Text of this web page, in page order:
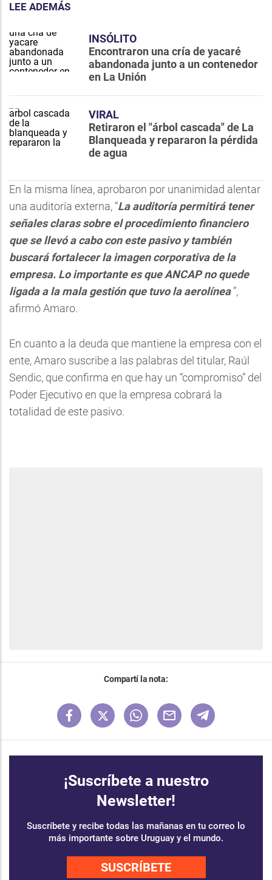
LEE ADEMÁS
INSÓLITO
Encontraron una cría de yacaré
abandonada junto a un contenedor
en La Unión
VIRAL
Retiraron el "árbol cascada" de La
Blanqueada y repararon la pérdida
de agua
En la misma línea, aprobaron por unanimidad alentar
una auditoría externa, “La auditoría permitirá tener
señales claras sobre el procedimiento financiero
que se llevó a cabo con este pasivo y también
buscará fortalecer la imagen corporativa de la
empresa. Lo importante es que ANCAP no quede
ligada a la mala gestión que tuvo la aerolínea”,
afirmó Amaro.
En cuanto a la deuda que mantiene la empresa con el
ente, Amaro suscribe a las palabras del titular, Raúl
Sendic, que confirma en que hay un “compromiso” del
Poder Ejecutivo en que la empresa cobrará la
totalidad de este pasivo.
Compartí la nota:
¡Suscríbete a nuestro
Newsletter!
Suscríbete y recibe todas las mañanas en tu correo lo
más importante sobre Uruguay y el mundo.
SUSCRÍBETE